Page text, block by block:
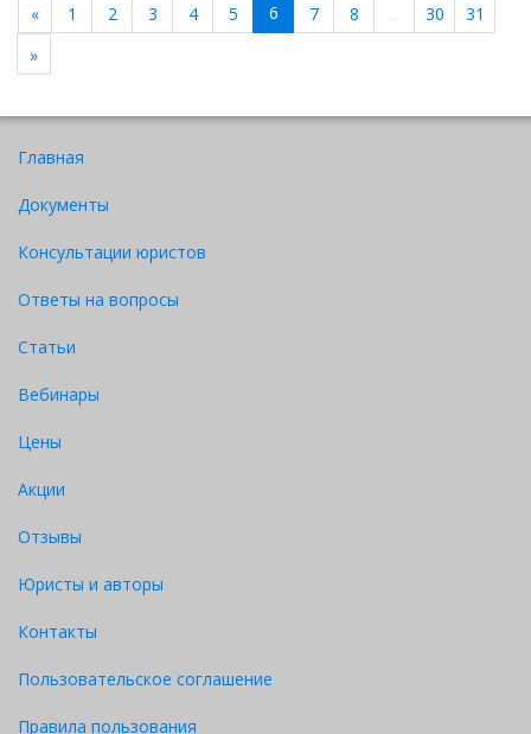
«
1 2 3 4 5 6 7 8 30
31
»
Главная
Документы
Консультации юристов
Ответы на вопросы
Статьи
Вебинары
Цены
Акции
Отзывы
Юристы и авторы
Контакты
Пользовательское соглашение
Правила пользования